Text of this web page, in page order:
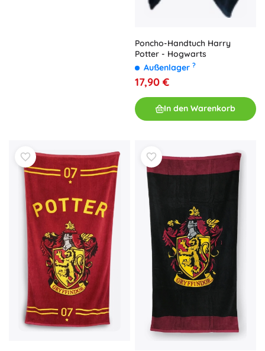
Poncho-Handtuch Harry
Potter - Hogwarts
Außenlager ?
17,90 €
In den Warenkorb